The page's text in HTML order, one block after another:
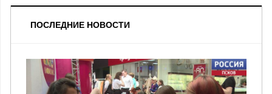
ПОСЛЕДНИЕ НОВОСТИ